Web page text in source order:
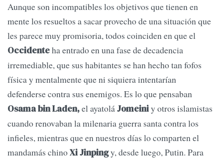
Aunque son incompatibles los objetivos que tienen en
mente los resueltos a sacar provecho de una situación que
les parece muy promisoria, todos coinciden en que el
Occidenteha entrado en una fase de decadencia
irremediable, que sus habitantes se han hecho tan fofos
física y mentalmente que ni siquiera intentarían
defenderse contra sus enemigos. Es lo que pensaban
Osama bin Laden,el ayatoláJomeiniy otros islamistas
cuando renovaban la milenaria guerra santa contra los
infieles, mientras que en nuestros días lo comparten el
mandamás chinoXi Jinpingy, desde luego, Putin. Para